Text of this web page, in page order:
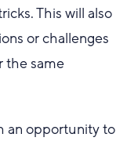
This will also
or challenges
the same
an opportunity to